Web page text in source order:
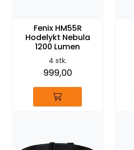
Fenix HM55R
Hodelykt Nebula
1200 Lumen
4 stk.
999,00